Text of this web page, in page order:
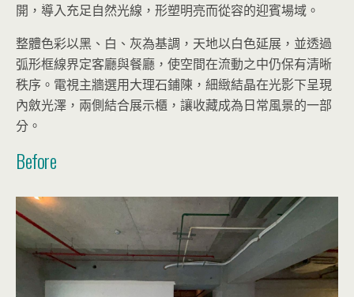
開，導入充足自然光線，形塑明亮而從容的迎賓場域。
整體色彩以黑、白、灰為基調，天地以白色延展，並透過
弧形框線界定客廳與餐廳，使空間在流動之中仍保有清晰
秩序。電視主牆選用大理石鋪陳，細緻結晶在光影下呈現
內斂光澤，兩側結合展示櫃，讓收藏成為日常風景的一部
分。
Before